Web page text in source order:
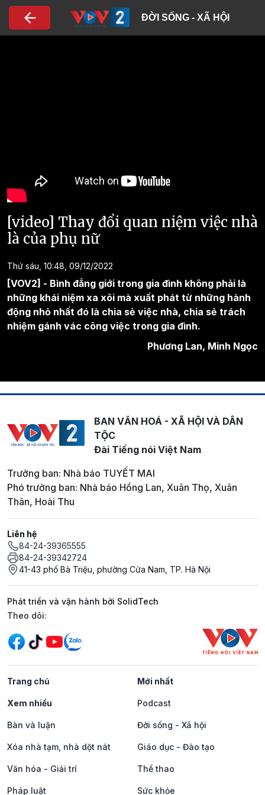
Nhảy đến nội dung
ĐỜI SỐNG - XÃ HỘI
[video] Thay đổi quan niệm việc nhà
là của phụ nữ
Thứ sáu, 10:48, 09/12/2022
[VOV2] - Bình đẳng giới trong gia đình không phải là
những khái niệm xa xôi mà xuất phát từ những hành
động nhỏ nhất đó là chia sẻ việc nhà, chia sẻ trách
nhiệm gánh vác công việc trong gia đình.
Phương Lan, Minh Ngọc
BAN VĂN HOÁ - XÃ HỘI VÀ DÂN
TỘC
Đài Tiếng nói Việt Nam
Trưởng ban: Nhà báo TUYẾT MAI
Phó trưởng ban: Nhà báo Hồng Lan, Xuân Thọ, Xuân
Thân, Hoài Thu
Liên hệ
84-24-39365555
84-24-39342724
41-43 phố Bà Triệu, phường Cửa Nam, TP. Hà Nội
Phát triển và vận hành bởi SolidTech
Mạng xã hội
Theo dõi:
Trang chủ Mới nhất
Xem nhiều Podcast
Bàn và luận Đời sống - Xã hội
Xóa nhà tạm, nhà dột nát Giáo dục - Đào tạo
Văn hóa - Giải trí Thể thao
Pháp luật Sức khỏe